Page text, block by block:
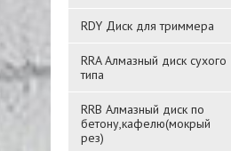
RDY Диск для триммера
RRA Алмазный диск сухого
типа
RRB Алмазный диск по
бетону,кафелю(мокрый
рез)
140*280
Мастерок 220mm
YB248B